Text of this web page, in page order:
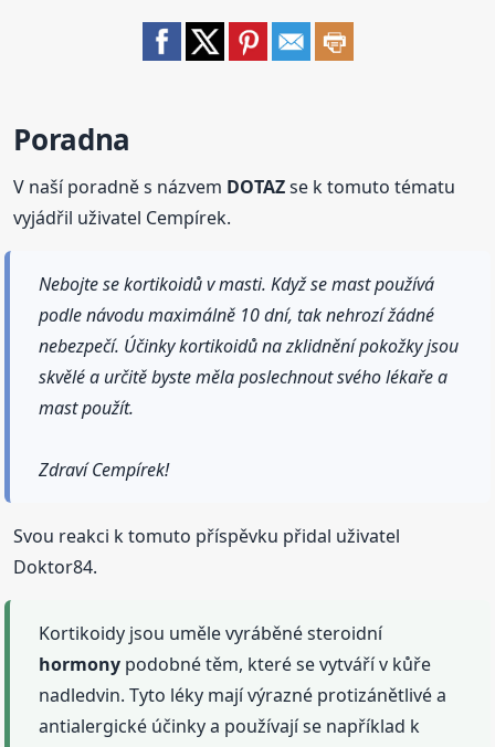
Poradna
V naší poradně s názvem DOTAZse k tomuto tématu
vyjádřil uživatel Cempírek.
Nebojte se kortikoidů v masti. Když se mast používá
podle návodu maximálně 10 dní, tak nehrozí žádné
nebezpečí. Účinky kortikoidů na zklidnění pokožky jsou
skvělé a určitě byste měla poslechnout svého lékaře a
mast použít.
Zdraví Cempírek!
Svou reakci k tomuto příspěvku přidal uživatel
Doktor84.
Kortikoidy jsou uměle vyráběné steroidní
hormony podobné těm, které se vytváří v kůře
nadledvin. Tyto léky mají výrazné protizánětlivé a
antialergické účinky a používají se například k